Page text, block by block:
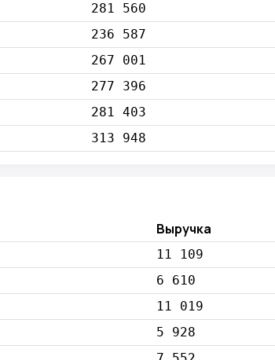
281 560
236 587
267 001
277 396
281 403
313 948
Выручка
11 109
6 610
11 019
5 928